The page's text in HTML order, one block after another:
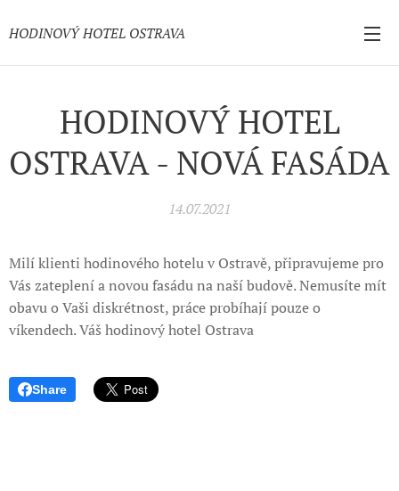
HODINOVÝ HOTEL OSTRAVA
HODINOVÝ HOTEL
OSTRAVA - NOVÁ FASÁDA
14.07.2021
Milí klienti hodinového hotelu v Ostravě, připravujeme pro
Vás zateplení a novou fasádu na naší budově. Nemusíte mít
obavu o Vaši diskrétnost, práce probíhají pouze o
víkendech. Váš hodinový hotel Ostrava
Share